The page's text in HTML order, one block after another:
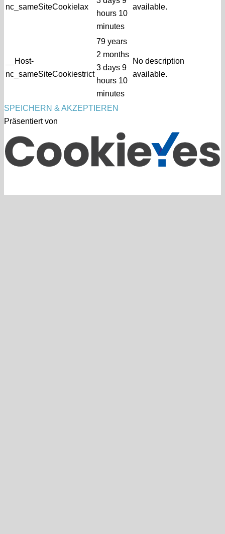
nc_sameSiteCookielax
hours 10
minutes
available.
__Host-
nc_sameSiteCookiestrict
79 years
2 months
3 days 9
hours 10
minutes
No description
available.
SPEICHERN & AKZEPTIEREN
Präsentiert von